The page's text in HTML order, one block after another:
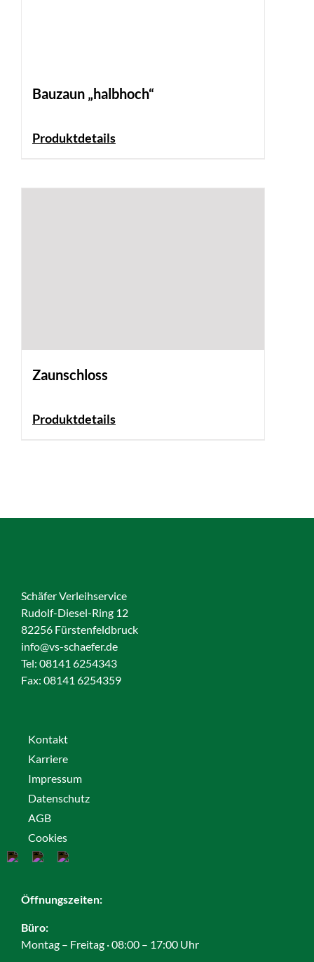
Bauzaun „halbhoch“
Produktdetails
Zaunschloss
Produktdetails
Schäfer Verleihservice
Rudolf-Diesel-Ring 12
82256 Fürstenfeldbruck
info@vs-schaefer.de
Tel: 08141 6254343
Fax: 08141 6254359
Kontakt
Karriere
Impressum
Datenschutz
AGB
Cookies
Öffnungszeiten:
Büro:
Montag – Freitag · 08:00 – 17:00 Uhr